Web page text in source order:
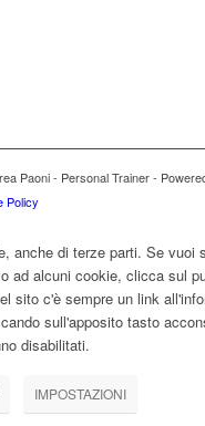
Paoni - Personal Trainer -
Policy
anche di terze parti. Se vuoi
ad alcuni cookie, clicca sul
sito c'è sempre un link
sull'apposito tasto
disabilitati.
IMPOSTAZIONI